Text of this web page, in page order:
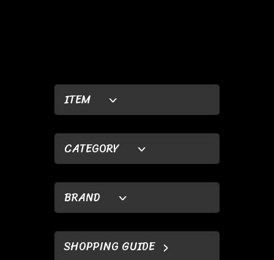
ITEM
CATEGORY
BRAND
SHOPPING GUIDE